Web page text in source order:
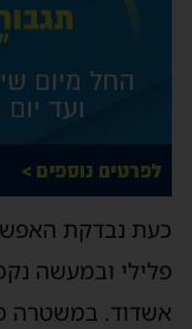
כעת נבדקת
פלילי ובמעשה
אשדוד. במשטרה